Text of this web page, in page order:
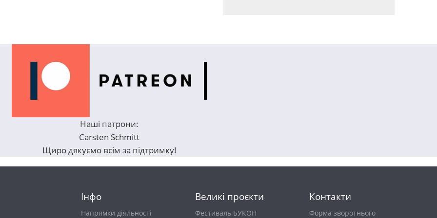
Наші патрони:
Carsten Schmitt
Щиро дякуємо всім за підтримку!
Інфо
Напрямки діяльності
Великі проєкти
Фестиваль БУКОН
Контакти
Форма зворотнього